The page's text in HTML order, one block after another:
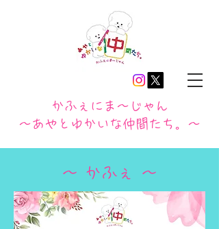
かふぇにま〜じゃん
​〜あやとゆかいな仲間たち。〜
～ かふぇ ～